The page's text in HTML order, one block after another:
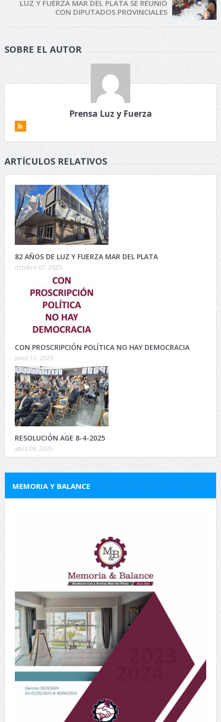
LUZ Y FUERZA MAR DEL PLATA SE REUNIÓ
CON DIPUTADOS PROVINCIALES
SOBRE EL AUTOR
Prensa Luz y Fuerza
ARTÍCULOS RELATIVOS
82 AÑOS DE LUZ Y FUERZA MAR DEL PLATA
octubre 07, 2025
CON PROSCRIPCIÓN POLÍTICA NO HAY DEMOCRACIA
junio 11, 2025
RESOLUCIÓN AGE 8-4-2025
abril 09, 2025
MEMORIA Y BALANCE